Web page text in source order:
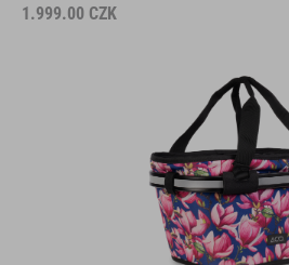
1.999.00 CZK